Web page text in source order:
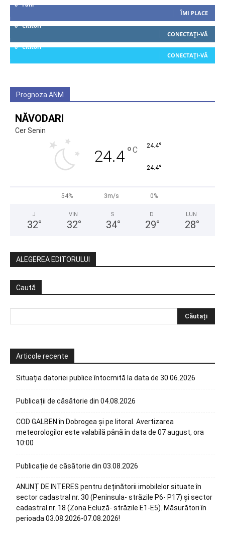
0 Fani
ÎMI PLACE
0 Cititori
CONECTAȚI-VĂ
0 Cititori
CONECTAȚI-VĂ
Prognoza ANM
NĂVODARI
Cer Senin
24.4°C 24.4°
24.4°
54% 3m/s 0%
J
32°
VIN
32°
S
34°
D
29°
LUN
28°
ALEGEREA EDITORULUI
Caută
Articole recente
Situația datoriei publice întocmită la data de 30.06.2026
Publicații de căsătorie din 04.08.2026
COD GALBEN în Dobrogea și pe litoral. Avertizarea
meteorologilor este valabilă până în data de 07 august, ora
10:00
Publicație de căsătorie din 03.08.2026
ANUNȚ DE INTERES pentru deținătorii imobilelor situate în
sector cadastral nr. 30 (Peninsula- străzile P6- P17) și sector
cadastral nr. 18 (Zona Ecluză- străzile E1-E5). Măsurători în
perioada 03.08.2026-07.08.2026!